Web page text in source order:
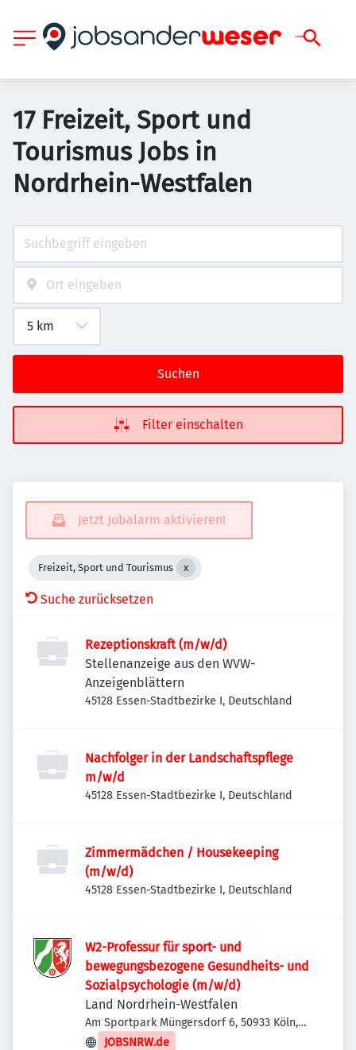
17 Freizeit, Sport und
Tourismus Jobs in
Nordrhein-Westfalen
Suchen
Filter einschalten
Jetzt Jobalarm aktivieren!
Freizeit, Sport und Tourismus
Suche zurücksetzen
Rezeptionskraft (m/w/d)
Stellenanzeige aus den WVW-
Anzeigenblättern
45128 Essen-Stadtbezirke I, Deutschland
Nachfolger in der Landschaftspflege
m/w/d
45128 Essen-Stadtbezirke I, Deutschland
Zimmermädchen / Housekeeping
(m/w/d)
45128 Essen-Stadtbezirke I, Deutschland
W2-Professur für sport- und
bewegungsbezogene Gesundheits- und
Sozialpsychologie (m/w/d)
Land Nordrhein-Westfalen
Am Sportpark Müngersdorf 6, 50933 Köln,
Deutschland
JOBSNRW.de